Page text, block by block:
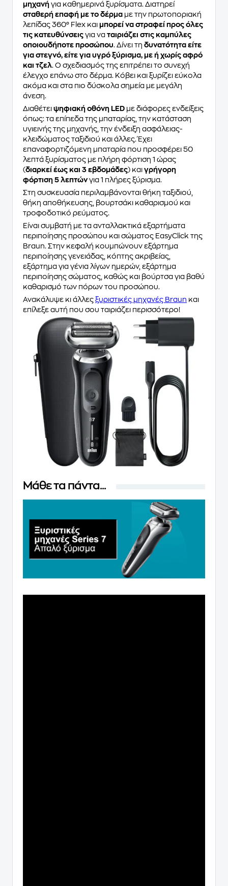
μηχανή για καθημερινά ξυρίσματα. Διατηρεί
σταθερή επαφή με το δέρμα με την πρωτοποριακή
λεπίδας 360° Flex και μπορεί να στραφεί προς όλες
τις κατευθύνσεις για να ταιριάζει στις καμπύλες
οποιουδήποτε προσώπου. Δίνει τη δυνατότητα είτε
για στεγνό, είτε για υγρό ξύρισμα, με ή χωρίς αφρό
και τζελ. Ο σχεδιασμός της επιτρέπει το συνεχή
έλεγχο επάνω στο δέρμα. Κόβει και ξυρίζει εύκολα
ακόμα και στα πιο δύσκολα σημεία με μεγάλη
άνεση.
Διαθέτει ψηφιακή οθόνη LED με διάφορες ενδείξεις
όπως: τα επίπεδα της μπαταρίας, την κατάσταση
υγιεινής της μηχανής, την ένδειξη ασφάλειας-
κλειδώματος ταξιδιού και άλλες. Έχει
επαναφορτιζόμενη μπαταρία που προσφέρει 50
λεπτά ξυρίσματος με πλήρη φόρτιση 1 ώρας
(διαρκεί έως και 3 εβδομάδες) και γρήγορη
φόρτιση 5 λεπτώνγια 1 πλήρες ξύρισμα.
Στη συσκευασία περιλαμβάνονται θήκη ταξιδιού,
θήκη αποθήκευσης, βουρτσάκι καθαρισμού και
τροφοδοτικό ρεύματος.
Είναι συμβατή με τα ανταλλακτικά εξαρτήματα
περιποίησης προσώπου και σώματος EasyClick της
Braun. Στην κεφαλή κουμπώνουν εξάρτημα
περιποίησης γενειάδας, κόπτης ακριβείας,
εξάρτημα για γένια λίγων ημερών, εξάρτημα
περιποίησης σώματος, καθώς και βούρτσα για βαθύ
καθαρισμό των πόρων του προσώπου.
Ανακάλυψε κι άλλες ξυριστικές μηχανές Braun και
επίλεξε αυτή που σου ταιριάζει περισσότερο!
Μάθε τα πάντα...